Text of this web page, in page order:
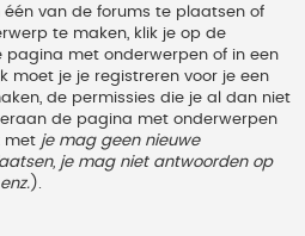
van de forums te plaatsen of
te maken, klik je op de
pagina met onderwerpen of in een
moet je je registreren voor je een
de permissies die je al dan niet
de pagina met onderwerpen
met je mag geen nieuwe
je mag niet antwoorden op
).